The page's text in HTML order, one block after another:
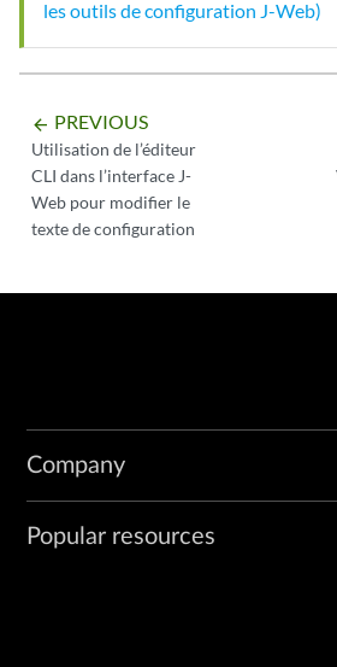
les outils de configuration J-Web)
arrow_backward PREVIOUS
Utilisation de l’éditeur
CLI dans l’interface J-
Web pour modifier le
texte de configuration
Company
Popular resources